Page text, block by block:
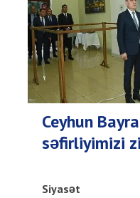
Ceyhun
səfirliyimizi
Siyasət